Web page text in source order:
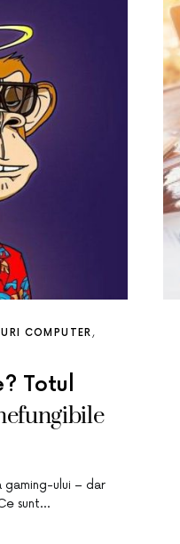
COMPUTER
Totul
gaming-ului – dar
sunt…